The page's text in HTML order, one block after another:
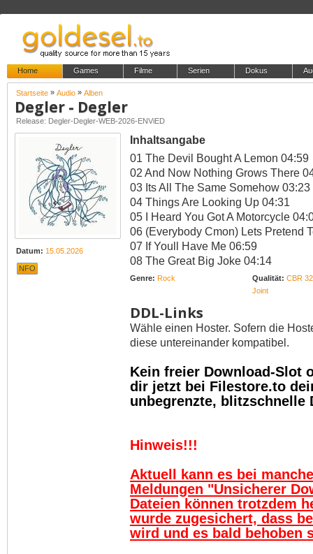
Home Games Filme Serien Dokus
Startseite » Audio » Alben
Degler - Degler
Release: Degler-Degler-WEB-2026-ENViED
Datum: 15.05.2026
NFO
Inhaltsangabe
01 The Devil Bought A Lemon 04:59
02 And Now Nothing Grows There
03 Its All The Same Somehow 03:23
04 Things Are Looking Up 04:31
05 I Heard You Got A Motorcycle
06 (Everybody Cmon) Lets Pretend
07 If Youll Have Me 06:59
08 The Great Big Joke 04:14
Genre: Rock Qualität: CBR
Joint
DDL-Links
Wähle einen Hoster. Sofern die
diese untereinander kompatibel.
Kein freier Download-Slot
dir jetzt bei Filestore.to
unbegrenzte, blitzschnelle
Hinweis!!!
Aktuell kann es bei
Meldungen "Unsicherer
Dateien können trotzdem
wurde zugesichert, dass
wird und es bald behoben